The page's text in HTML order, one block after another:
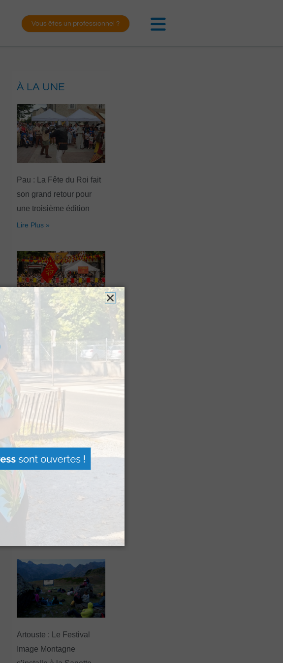
Vous êtes un professionnel ?
À LA UNE
Pau : La Fête du Roi fait
son grand retour pour
une troisième édition
Lire Plus »
Hestiv’Òc : Les férias
Béarnaises font leur
grand retour à Pau
Lire Plus »
offert par Version
Voyages pour les grands
Artouste : Le Festival
Image Montagne